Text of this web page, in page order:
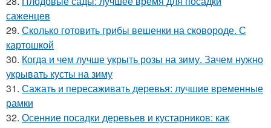
саженцев
29. Сколько готовить грибы вешенки на сковороде. С
картошкой
30. Когда и чем лучше укрыть розы на зиму. Зачем нужно
укрывать кусты на зиму
31. Сажать и пересаживать деревья: лучшие временные
рамки
32. Осенние посадки деревьев и кустарников: как